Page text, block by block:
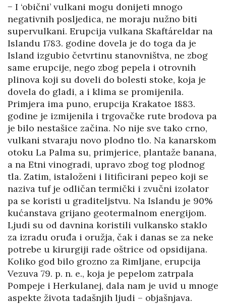
− I ‘obični’ vulkani mogu donijeti mnogo
negativnih posljedica, ne moraju nužno biti
supervulkani. Erupcija vulkana Skaftáreldar na
Islandu 1783. godine dovela je do toga da je
Island izgubio četvrtinu stanovništva, ne zbog
same erupcije, nego zbog pepela i otrovnih
plinova koji su doveli do bolesti stoke, koja je
dovela do gladi, a i klima se promijenila.
Primjera ima puno, erupcija Krakatoe 1883.
godine je izmijenila i trgovačke rute brodova pa
je bilo nestašice začina. No nije sve tako crno,
vulkani stvaraju novo plodno tlo. Na kanarskom
otoku La Palma su, primjerice, plantaže banana,
a na Etni vinogradi, upravo zbog tog plodnog
tla. Zatim, istaloženi i litificirani pepeo koji se
naziva tuf je odličan termički i zvučni izolator
pa se koristi u graditeljstvu. Na Islandu je 90%
kućanstava grijano geotermalnom energijom.
Ljudi su od davnina koristili vulkansko staklo
za izradu oruđa i oružja, čak i danas se za neke
potrebe u kirurgiji rade oštrice od opsidijana.
Koliko god bilo grozno za Rimljane, erupcija
Vezuva 79. p. n. e., koja je pepelom zatrpala
Pompeje i Herkulanej, dala nam je uvid u mnoge
aspekte života tadašnjih ljudi – objašnjava.